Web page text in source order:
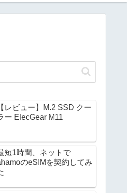
【レビュー】M.2 SSD クー
ー ElecGear M11
短1時間、ネットで
のeSIMを契約してみ